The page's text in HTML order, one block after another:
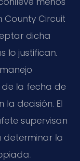
County Circuit
dicha
lo justifican.
la fecha de
decisión. El
supervisan
la